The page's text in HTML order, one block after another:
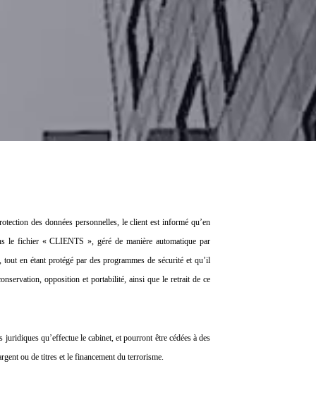
des données personnelles, le client est informé qu’en
le fichier « CLIENTS », géré de manière automatique par
en étant protégé par des programmes de sécurité et qu’il
opposition et portabilité, ainsi que le retrait de ce
qu’effectue le cabinet, et pourront être cédées à des
ou de titres et le financement du terrorisme.